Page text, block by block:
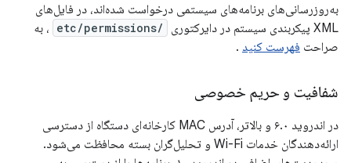
به‌روزرسانی‌های برنامه‌های سیستمی درخواست شده‌اند، در فایل‌های
XML پیکربندی سیستم در دایرکتوری
/etc/permissions
، به
صراحت فهرست کنید .
شفافیت و حریم خصوصی
در اندروید ۶.۰ و بالاتر، آدرس MAC کارخانه‌ای دستگاه از دسترسی
ارائه‌دهندگان خدمات Wi-Fi و تحلیل‌گران بسته محافظت می‌شود.